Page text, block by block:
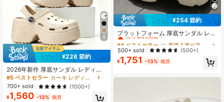
4
¥226 節約
2026年新作 厚底サンダル レディー
ス、厚底 通気性 スリッポンサンダ
ル、滑り止め 防臭 ビーチシューズ、
EVAウェッジスリッパ
#5 ベストセラー
カーキ レディース サンダル
700+ sold
(1000+)
¥1,560 -13% 概算
¥254 節約
プラットフォーム 厚底サンダル レデ
ィース 8cm ビーチサンダル スリッ
ポン 非スリップ クローズドトゥ ハ
イヒール シューズ EU34-41
#4 ベストセラー
に 再購入率が高い 女性のクロッグ
売り切れ間近！
#4 ベストセラー
売り切れ間近！
#4 ベストセラー
売り切れ間近！
#4 ベストセラー
に 再購入率が高い 女性のクロッグ
500+ sold (500+)
¥1,751 -13% 概算